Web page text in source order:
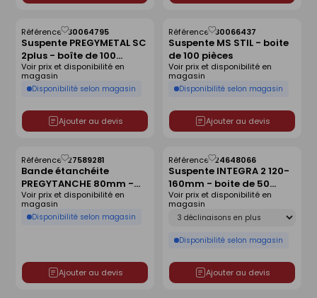
Suspente PREGYMETAL SC
2plus - boîte de 100
pièces
Référence :30064795
Disponibilité selon magasin
Voir prix et disponibilité en
magasin
Ajouter au devis
Enregistrer
comme
liste
Suspente MS STIL - boite
de 100 pièces
Référence :30066437
Disponibilité selon magasin
Voir prix et disponibilité en
magasin
Ajouter au devis
Enregistrer
comme
liste
Bande étanchéite
PREGYTANCHE 80mm -
rouleau de 50m
Référence :27589281
Disponibilité selon magasin
Voir prix et disponibilité en
magasin
Ajouter au devis
Enregistrer
comme
liste
Suspente INTEGRA 2 120-
160mm - boite de 50
pièces
Référence :24648066
Déclinaison
Disponibilité selon magasin
Voir prix et disponibilité en
magasin
Ajouter au devis
Enregistrer
comme
liste